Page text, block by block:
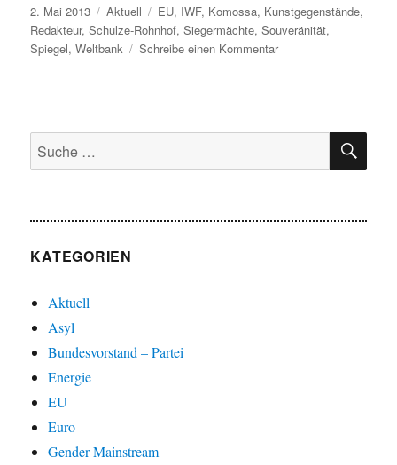
Veröffentlicht
am
2. Mai 2013 Kategorien
Aktuell Schlagwörter
EU, IWF, Komossa, Kunstgegenstände,
Redakteur,Schulze-Rohnhof,Siegermächte,Souveränität,
Spiegel,Weltbank Schreibe einen Kommentarzu
Suche
nach:
KATEGORIEN
Aktuell
Asyl
Bundesvorstand – Partei
Energie
EU
Euro
Gender Mainstream